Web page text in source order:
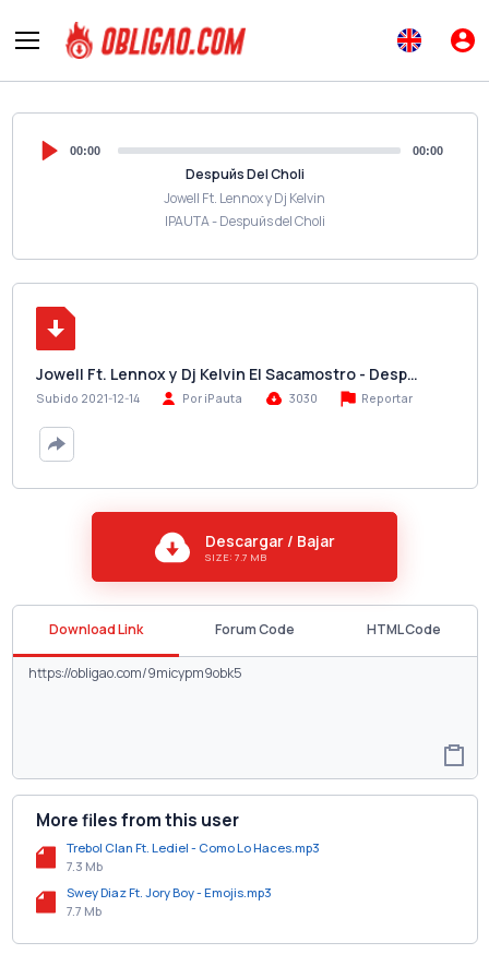
00:00 00:00
Despuйs Del Choli
Jowell Ft. Lennox y Dj Kelvin
IPAUTA - Despuйs del Choli
Jowell Ft. Lennox y Dj Kelvin El Sacamostro - Desp…
Subido 2021-12-14 Por iPauta 3030 Reportar
Descargar / Bajar
SIZE: 7.7 MB
Download Link Forum Code HTML Code
More files from this user
Trebol Clan Ft. Lediel - Como Lo Haces.mp3
7.3 Mb
Swey Diaz Ft. Jory Boy - Emojis.mp3
7.7 Mb